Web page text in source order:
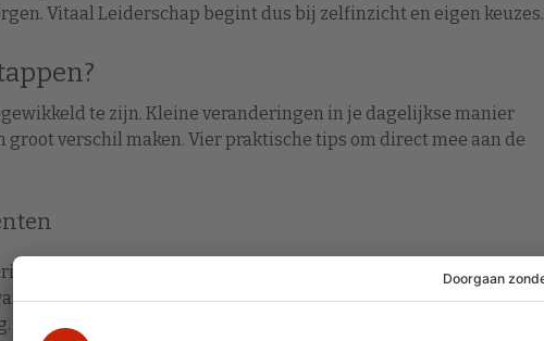
Vitaal Leiderschap begint dus bij zelfinzicht en eigen keuzes.
te zijn. Kleine veranderingen in je dagelijkse manier
verschil maken. Vier praktische tips om direct mee aan de
maar geef ruimte voor korte pauzes tussendoor. Moedig
of een frisse neus te halen. Dit bevordert de concentratie